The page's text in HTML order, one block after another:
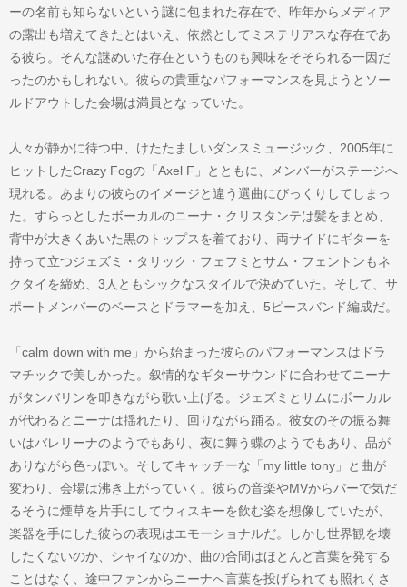
ーの名前も知らないという謎に包まれた存在で、昨年からメディア
の露出も増えてきたとはいえ、依然としてミステリアスな存在であ
る彼ら。そんな謎めいた存在というものも興味をそそられる一因だ
ったのかもしれない。彼らの貴重なパフォーマンスを見ようとソー
ルドアウトした会場は満員となっていた。
人々が静かに待つ中、けたたましいダンスミュージック、2005年に
ヒットしたCrazy Fogの「Axel F」とともに、メンバーがステージへ
現れる。あまりの彼らのイメージと違う選曲にびっくりしてしまっ
た。すらっとしたボーカルのニーナ・クリスタンテは髪をまとめ、
背中が大きくあいた黒のトップスを着ており、両サイドにギターを
持って立つジェズミ・タリック・フェフミとサム・フェントンもネ
クタイを締め、3人ともシックなスタイルで決めていた。そして、サ
ポートメンバーのベースとドラマーを加え、5ピースバンド編成だ。
「calm down with me」から始まった彼らのパフォーマンスはドラ
マチックで美しかった。叙情的なギターサウンドに合わせてニーナ
がタンバリンを叩きながら歌い上げる。ジェズミとサムにボーカル
が代わるとニーナは揺れたり、回りながら踊る。彼女のその振る舞
いはバレリーナのようでもあり、夜に舞う蝶のようでもあり、品が
ありながら色っぽい。そしてキャッチーな「my little tony」と曲が
変わり、会場は沸き上がっていく。彼らの音楽やMVからバーで気だ
るそうに煙草を片手にしてウィスキーを飲む姿を想像していたが、
楽器を手にした彼らの表現はエモーショナルだ。しかし世界観を壊
したくないのか、シャイなのか、曲の合間はほとんど言葉を発する
ことはなく、途中ファンからニーナへ言葉を投げられても照れくさ